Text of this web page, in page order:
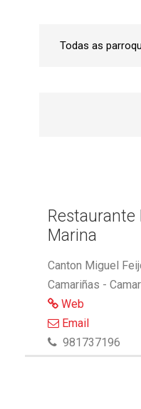
Restaurante
Marina
Canton Miguel
Camariñas -
Web
Email
981737196